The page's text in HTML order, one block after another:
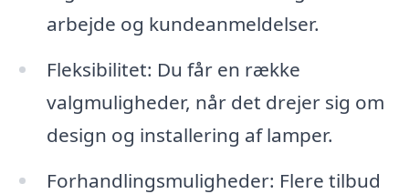
arbejde og kundeanmeldelser.
Fleksibilitet: Du får en række
valgmuligheder, når det drejer sig om
design og installering af lamper.
Forhandlingsmuligheder: Flere tilbud